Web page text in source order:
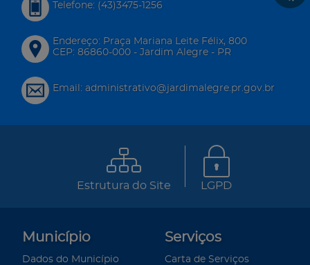
Telefone: (43)3475-1256
Endereço: Praça Mariana Leite Félix, 800
CEP: 86860-000 - Jardim Alegre - PR
Email: administrativo@jardimalegre.pr.gov.br
Estrutura do Site LGPD
Município
Dados do Município
Serviços
Carta de Serviços